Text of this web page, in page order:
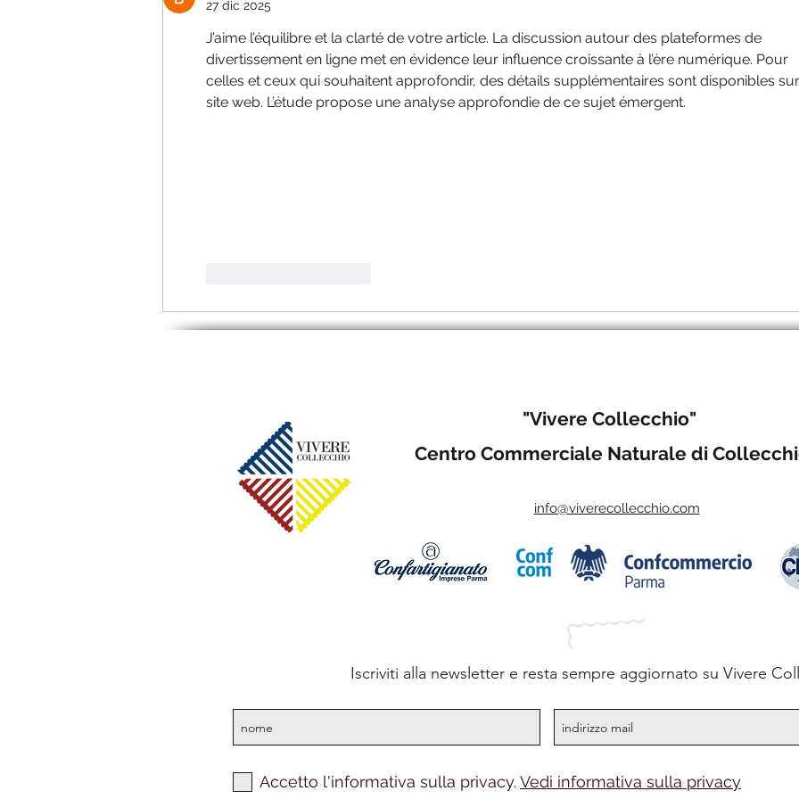
27 dic 2025
J’aime l’équilibre et la clarté de votre article. La discussion autour des plateformes de
divertissement en ligne met en évidence leur influence croissante à l’ère numérique. Pour
celles et ceux qui souhaitent approfondir, des détails supplémentaires sont disponibles
site web. L’étude propose une analyse approfondie de ce sujet émergent.
"Vivere Collecchio"
Centro Commerciale Naturale di
info@viverecollecchio.com
Iscriviti alla newsletter e resta sempre aggiornato su Vivere
Accetto l'informativa sulla privacy.Vedi informativa sulla privacy